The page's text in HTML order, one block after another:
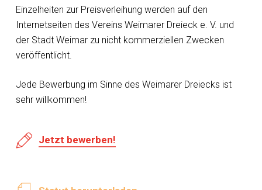
Einzelheiten zur Preisverleihung werden auf den
Internetseiten des Vereins Weimarer Dreieck e. V. und
der Stadt Weimar zu nicht kommerziellen Zwecken
veröffentlicht.
Jede Bewerbung im Sinne des Weimarer Dreiecks ist
sehr willkommen!
Jetzt bewerben!